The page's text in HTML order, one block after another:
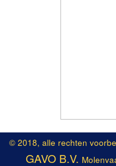
© 2018, alle rechten
GAVO B.V.